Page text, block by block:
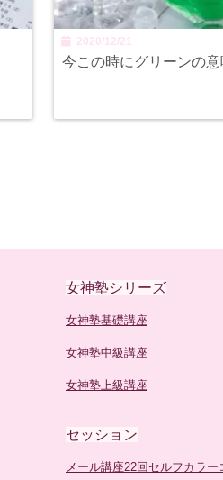
2020/12/21
今この時にグリーンの
女神塾シリーズ
女神塾基礎講座
女神塾中級講座
女神塾上級講座
セッション
メール講座22回セルフカラー